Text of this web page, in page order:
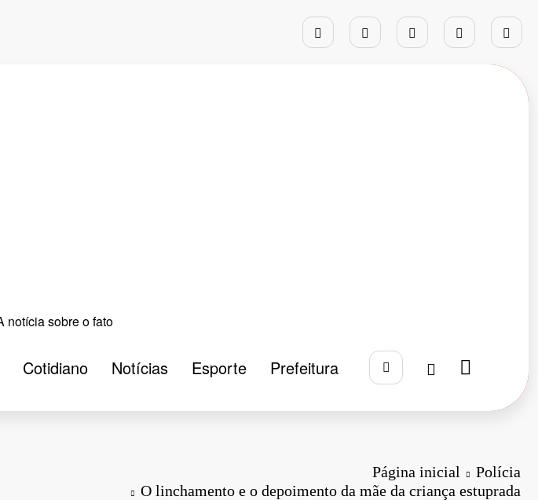
Cotidiano Notícias Esporte Prefeitura
Página inicial
Polícia
O linchamento e o depoimento da mãe da criança estuprada